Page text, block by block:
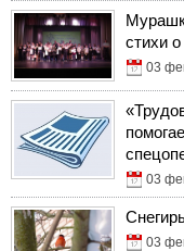
стихи
03
03
03